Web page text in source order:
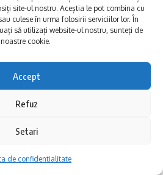
site-ul nostru. Aceștia le pot combina cu
culese în urma folosirii serviciilor lor. În
să utilizați website-ul nostru, sunteți de
cookie.
Accept
Refuz
Setari
de confidentialitate
concursului, puteau
să promoveze valorile
turistice,
și tradițiile locale
1 Min Read